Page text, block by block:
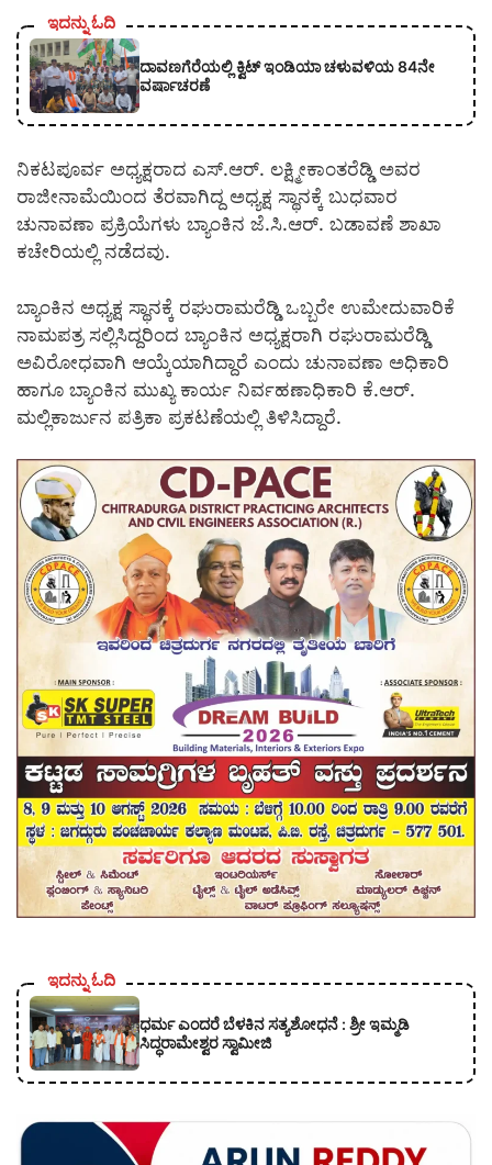
ಇದನ್ನು ಓದಿ
ದಾವಣಗೆರೆಯಲ್ಲಿ ಕ್ವಿಟ್ ಇಂಡಿಯಾ ಚಳುವಳಿಯ 84ನೇ
ವರ್ಷಾಚರಣೆ
ನಿಕಟಪೂರ್ವ ಅಧ್ಯಕ್ಷರಾದ ಎಸ್.ಆರ್. ಲಕ್ಷ್ಮೀಕಾಂತರೆಡ್ಡಿ ಅವರ
ರಾಜೀನಾಮೆಯಿಂದ ತೆರವಾಗಿದ್ದ ಅಧ್ಯಕ್ಷ ಸ್ಥಾನಕ್ಕೆ ಬುಧವಾರ
ಚುನಾವಣಾ ಪ್ರಕ್ರಿಯೆಗಳು ಬ್ಯಾಂಕಿನ ಜೆ.ಸಿ.ಆರ್. ಬಡಾವಣೆ ಶಾಖಾ
ಕಚೇರಿಯಲ್ಲಿ ನಡೆದವು.
ಬ್ಯಾಂಕಿನ ಅಧ್ಯಕ್ಷ ಸ್ಥಾನಕ್ಕೆ ರಘುರಾಮರೆಡ್ಡಿ ಒಬ್ಬರೇ ಉಮೇದುವಾರಿಕೆ
ನಾಮಪತ್ರ ಸಲ್ಲಿಸಿದ್ದರಿಂದ ಬ್ಯಾಂಕಿನ ಅಧ್ಯಕ್ಷರಾಗಿ ರಘುರಾಮರೆಡ್ಡಿ
ಅವಿರೋಧವಾಗಿ ಆಯ್ಕೆಯಾಗಿದ್ದಾರೆ ಎಂದು ಚುನಾವಣಾ ಅಧಿಕಾರಿ
ಹಾಗೂ ಬ್ಯಾಂಕಿನ ಮುಖ್ಯ ಕಾರ್ಯ ನಿರ್ವಹಣಾಧಿಕಾರಿ ಕೆ.ಆರ್.
ಮಲ್ಲಿಕಾರ್ಜುನ ಪತ್ರಿಕಾ ಪ್ರಕಟಣೆಯಲ್ಲಿ ತಿಳಿಸಿದ್ದಾರೆ.
ಇದನ್ನು ಓದಿ
ಧರ್ಮ ಎಂದರೆ ಬೆಳಕಿನ ಸತ್ಯಶೋಧನೆ : ಶ್ರೀ ಇಮ್ಮಡಿ
ಸಿದ್ಧರಾಮೇಶ್ವರ ಸ್ವಾಮೀಜಿ